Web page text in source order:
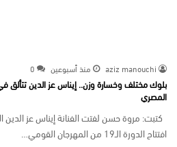
aziz manouchi منذ أسبوعين 0
بلوك مختلف وخسارة وزن.. إيناس عز الدين تتألق
المصري
كتبت: مروة حسن لفتت الفنانة إيناس عز
افتتاح الدورة الـ19 من المهرجان القومي…